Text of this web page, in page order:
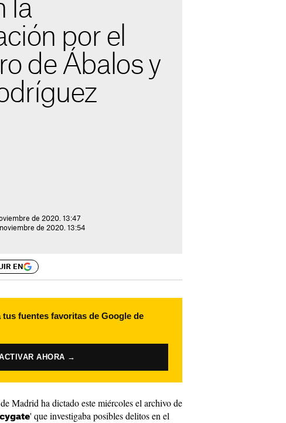
la
por el
de Ábalos y
de 2020. 13:47
de 2020. 13:54
EN
tus fuentes favoritas de Google de
AHORA →
Madrid ha dictado este miércoles el archivo de
' que investigaba posibles delitos en el